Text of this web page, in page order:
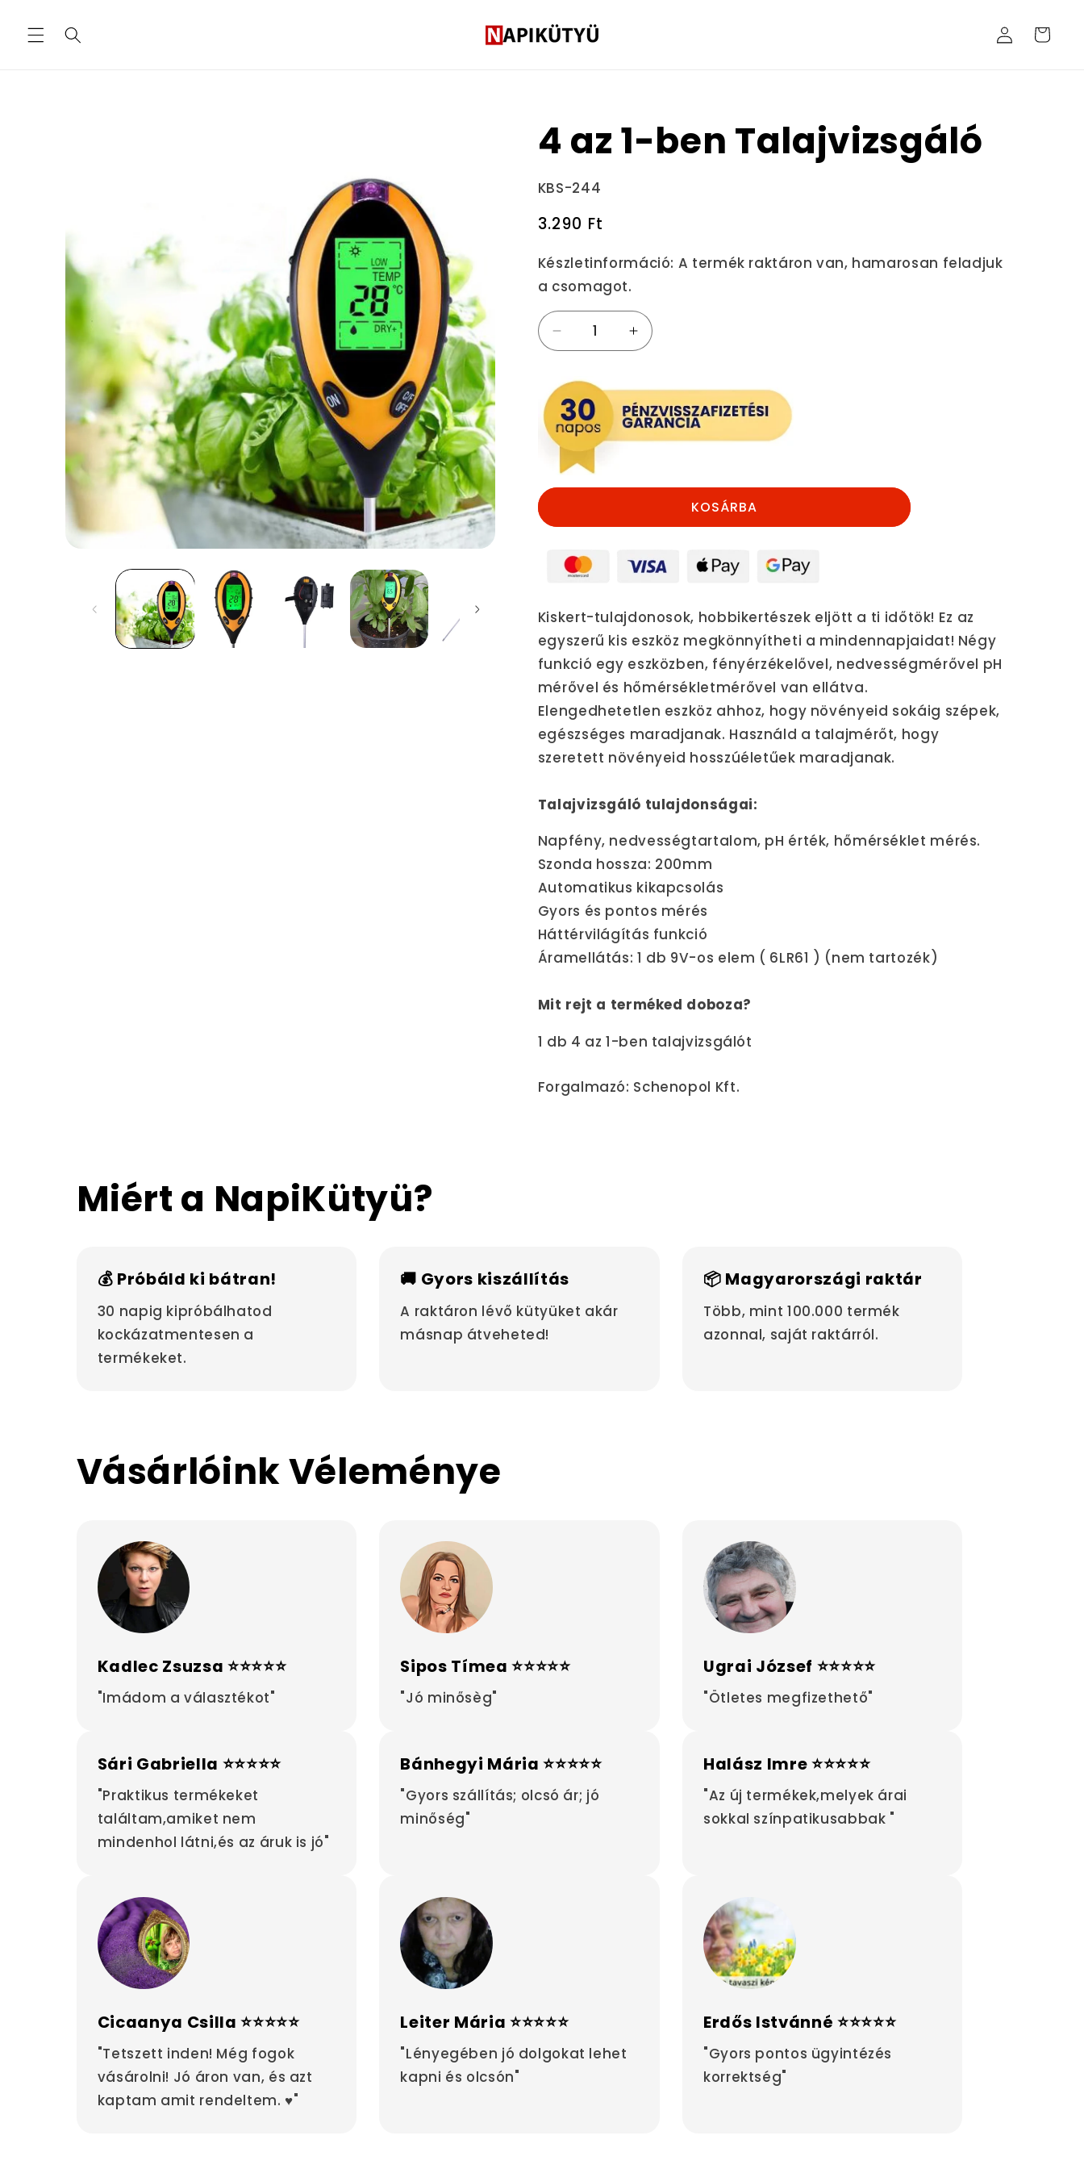
tartalomhoz Bejelentkezés
Kosár
4 az 1-ben Talajvizsgáló
Termékváltozat:
KBS-244
Normál
3.290 Ft
Készletinformáció: A termék raktáron van, hamarosan feladjuk
a csomagot.
az
ben
Talajvizsgáló
mennyiségének
csökkentése
4
az
ben
Talajvizsgáló
mennyiségének
növelése
KOSÁRBA
Kiskert-tulajdonosok, hobbikertészek eljött a ti időtök! Ez az
egyszerű kis eszköz megkönnyítheti a mindennapjaidat! Négy
funkció egy eszközben, fényérzékelővel, nedvességmérővel pH
mérővel és hőmérsékletmérővel van ellátva.
Elengedhetetlen eszköz ahhoz, hogy növényeid sokáig szépek,
egészséges maradjanak. Használd a talajmérőt, hogy
szeretett növényeid hosszúéletűek maradjanak.
Talajvizsgáló tulajdonságai:
Napfény, nedvességtartalom, pH érték, hőmérséklet mérés.
Szonda hossza: 200mm
Automatikus kikapcsolás
Gyors és pontos mérés
Háttérvilágítás funkció
Áramellátás: 1 db 9V-os elem ( 6LR61 ) (nem tartozék)
Mit rejt a terméked doboza?
1 db 4 az 1-ben talajvizsgálót
Forgalmazó: Schenopol Kft.
Miért a NapiKütyü?
💰 Próbáld ki bátran!
30 napig kipróbálhatod
kockázatmentesen a
termékeket.
🚚 Gyors kiszállítás
A raktáron lévő kütyüket akár
másnap átveheted!
📦 Magyarországi raktár
Több, mint 100.000 termék
azonnal, saját raktárról.
Vásárlóink Véleménye
Kadlec Zsuzsa ⭐⭐⭐⭐⭐
"Imádom a választékot"
Sipos Tímea ⭐⭐⭐⭐⭐
"Jó minősèg"
Ugrai József ⭐⭐⭐⭐⭐
"Ötletes megfizethető"
Sári Gabriella ⭐⭐⭐⭐⭐
"Praktikus termékeket
találtam,amiket nem
mindenhol látni,és az áruk is jó"
Bánhegyi Mária ⭐⭐⭐⭐⭐
"Gyors szállítás; olcsó ár; jó
minőség"
Halász Imre ⭐⭐⭐⭐⭐
"Az új termékek,melyek árai
sokkal színpatikusabbak "
Cicaanya Csilla ⭐⭐⭐⭐⭐
"Tetszett inden! Még fogok
vásárolni! Jó áron van, és azt
kaptam amit rendeltem. ♥"
Leiter Mária ⭐⭐⭐⭐⭐
"Lényegében jó dolgokat lehet
kapni és olcsón"
Erdős Istvánné ⭐⭐⭐⭐⭐
"Gyors pontos ügyintézés
korrektség"